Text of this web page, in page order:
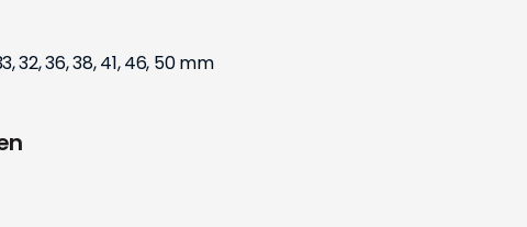
32, 36, 38, 41, 46, 50 mm